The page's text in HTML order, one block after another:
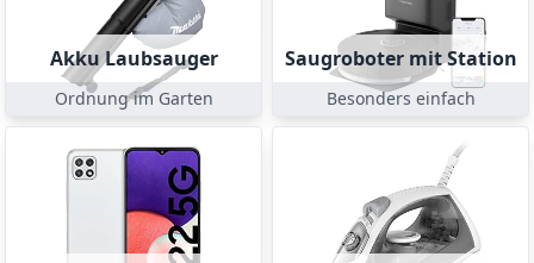
Akku Laubsauger
Ordnung im Garten
Saugroboter mit Station
Besonders einfach